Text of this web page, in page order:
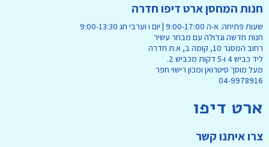
חנות המחסן ארט דיפו חדרה
שעות פתיחה: א-ה 9:00-17:00 | יום ו וערבי חג 9:00-13:30
חנות חדשה וגדולה עם מבחר עשיר
רחוב המסגר 10, קומה ב, א.ת חדרה
ליד כביש 4 ו-5 דקות מכביש 2.
מעל מוסך סיטרואן ומכון רישוי חפר
04-9978916
ארט דיפו
צרו איתנו קשר